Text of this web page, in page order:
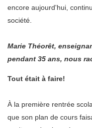
encore aujourd'hui,
société.
Marie Théorêt,
pendant 35 ans, nous
Tout était à faire!
À la première rentrée
que son plan de cours